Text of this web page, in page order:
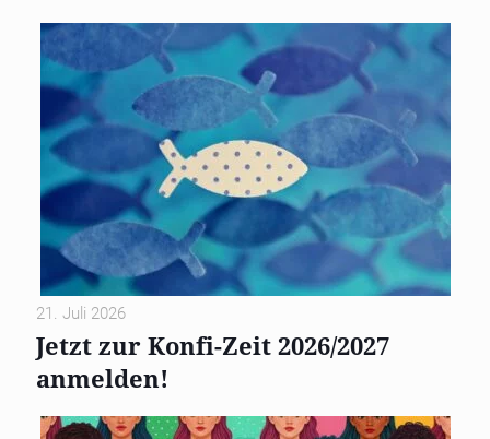
21. Juli 2026
Jetzt zur Konfi-Zeit 2026/2027
anmelden!